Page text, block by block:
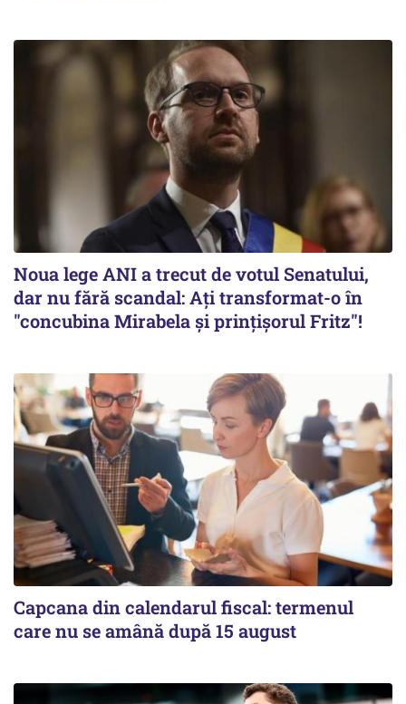
Noua lege ANI a trecut de votul Senatului,
dar nu fără scandal: Ați transformat-o în
"concubina Mirabela şi prinţişorul Fritz"!
Capcana din calendarul fiscal: termenul
care nu se amână după 15 august